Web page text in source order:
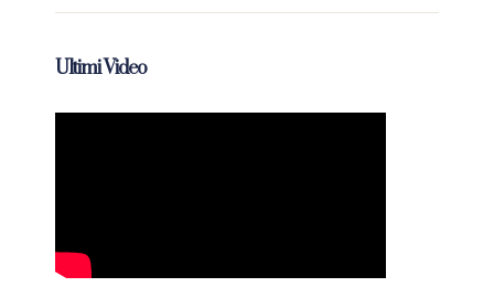
Ultimi Video